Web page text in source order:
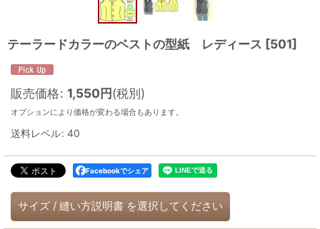
テーラードカラーのベストの型紙 レディース [501]
販売価格: 1,550円(税別)
オプションにより価格が変わる場合もあります。
送料レベル: 40
Facebookでシェア
サイズ / 縫い方説明書 を選択してください